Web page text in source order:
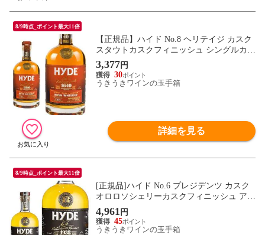
8/9時点_ポイント最大11倍
【正規品】ハイド No.8 ヘリテイジ カスク
スタウトカスクフィニッシュ シングルカス
クグレーンウイスキー＆シングルモルトウ
イスキー アイリッシュ ウイスキー 700ml 4
3％
3,377 円
30
うきうきワインの玉手箱
詳細を見る
8/9時点_ポイント最大11倍
[正規品]ハイド No.6 プレジデンツ カスク
オロロソシェリーカスクフィニッシュ アイ
リッシュ ウイスキー 700ml 46％
4,961 円
45
うきうきワインの玉手箱